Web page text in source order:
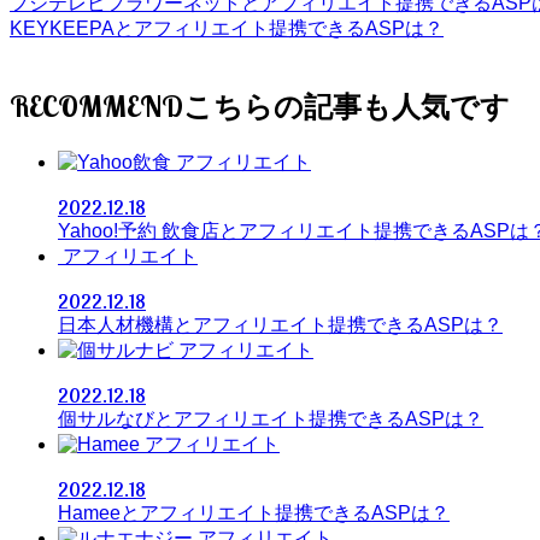
KEYKEEPAとアフィリエイト提携できるASPは？
RECOMMEND
アフィリエイト
2022.12.18
Yahoo!予約 飲食店とアフィリエイト提携できるASPは
アフィリエイト
2022.12.18
日本人材機構とアフィリエイト提携できるASPは？
アフィリエイト
2022.12.18
個サルなびとアフィリエイト提携できるASPは？
アフィリエイト
2022.12.18
Hameeとアフィリエイト提携できるASPは？